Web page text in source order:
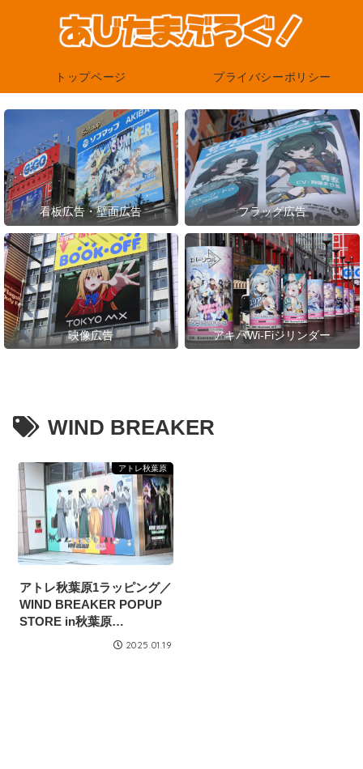
トップページ プライバシーポリシー
看板広告・壁面広告 フラッグ広告
映像広告 アキバWi-Fiシリンダー
WIND BREAKER
アトレ秋葉原
アトレ秋葉原1ラッピング／
WIND BREAKER POPUP
STORE in秋葉原
（2025/1/15掲載開始）2025.01.19